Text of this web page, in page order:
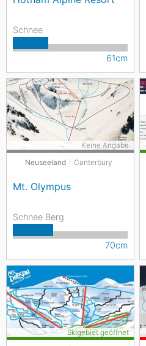
Schnee
61cm
Neuseeland Canterbury
Mt. Olympus
Keine Angabe
Schnee Berg
70cm
Skigebiet geöffnet